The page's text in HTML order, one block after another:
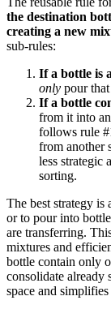
the destination
creating a new
sub-rules:
If a bottle is
only pour
If a bottle
from it into
follows rule
from another
less strategic
sorting.
The best strategy is
or to pour into
are transferring.
mixtures and
bottle contain only
consolidate already
space and